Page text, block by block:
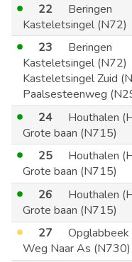
22
Beringen
Kasteletsingel (N72)
23
Beringen
Kasteletsingel (N72)
Kasteletsingel Zuid
Paalsesteenweg
24
Houthalen
Grote baan (N715)
25
Houthalen
Grote baan (N715)
26
Houthalen
Grote baan (N715)
27
Opglabbeek
Weg Naar As (N730)